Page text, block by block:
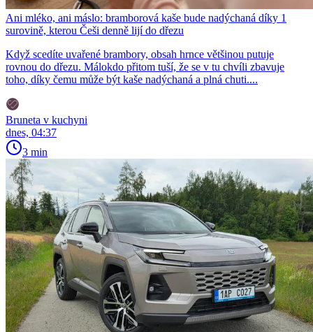
Ani mléko, ani máslo: bramborová kaše bude nadýchaná díky 1
surovině, kterou Češi denně lijí do dřezu
Když scedíte uvařené brambory, obsah hrnce většinou putuje
rovnou do dřezu. Málokdo přitom tuší, že se v tu chvíli zbavuje
toho, díky čemu může být kaše nadýchaná a plná chuti....
Bruneta v kuchyni
dnes, 04:37
3 min